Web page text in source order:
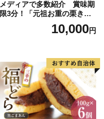
メディアで多数紹介 賞味期
限3分！「元祖お重の栗きん
とんモンブラン」 【未来の
ご褒美】スイーツ 栗 モンブ
子 菓子 F4N-2298
10,000円